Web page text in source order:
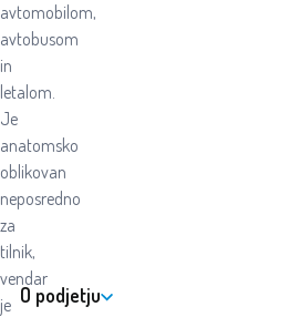
avtomobilom,
avtobusom
in
letalom.
Je
anatomsko
oblikovan
neposredno
za
tilnik,
vendar
je O podjetju